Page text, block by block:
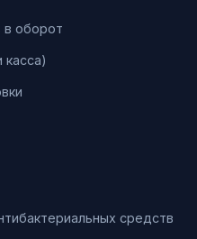
в оборот
средств